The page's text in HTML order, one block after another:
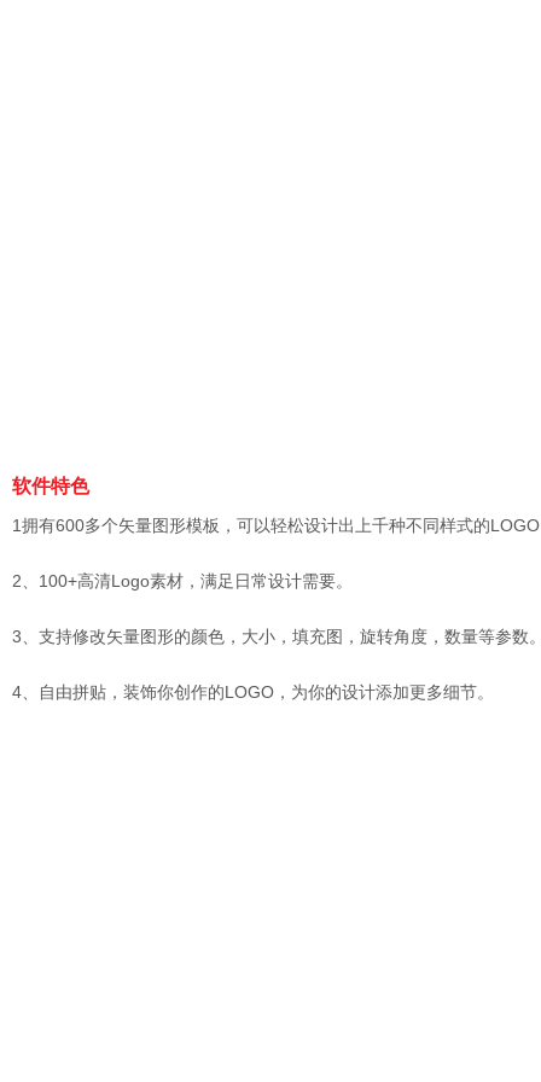
软件特色
1拥有600多个矢量图形模板，可以轻松设计出上千种不同样式的
2、100+高清Logo素材，满足日常设计需要。
3、支持修改矢量图形的颜色，大小，填充图，旋转角度，数量等参数
4、自由拼贴，装饰你创作的LOGO，为你的设计添加更多细节。